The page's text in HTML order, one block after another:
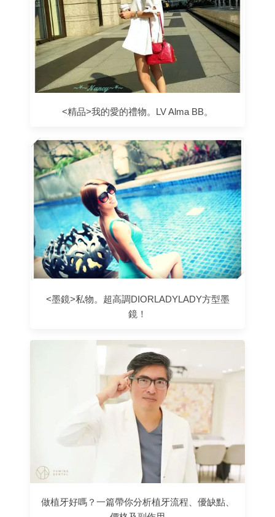
<精品>我的愛的禮物。LV Alma BB。
<墨鏡>私物。超高調DIORLADYLADY方型墨
鏡！
做植牙好嗎？一篇帶你分析植牙流程、優缺點、